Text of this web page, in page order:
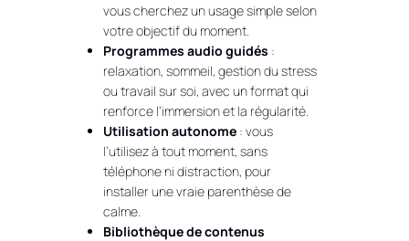
vous cherchez un usage simple selon
votre objectif du moment.
Programmes audio guidés :
relaxation, sommeil, gestion du stress
ou travail sur soi, avec un format qui
renforce l’immersion et la régularité.
Utilisation autonome: vous
l’utilisez à tout moment, sans
téléphone ni distraction, pour
installer une vraie parenthèse de
calme.
Bibliothèque de contenus